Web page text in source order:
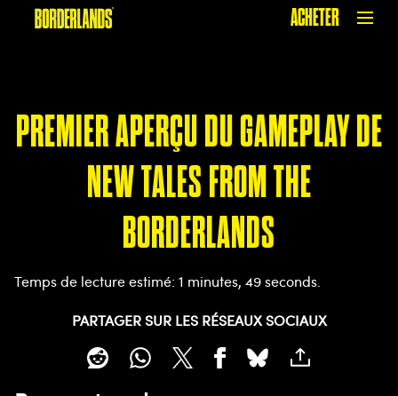
ACHETER
PREMIER APERÇU DU GAMEPLAY DE
NEW TALES FROM THE
BORDERLANDS
Temps de lecture estimé 1 minutes, 49 seconds
PARTAGER SUR LES RÉSEAUX SOCIAUX